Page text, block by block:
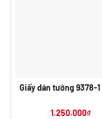
Giấy dán tường 9378-1
1.250.000₫